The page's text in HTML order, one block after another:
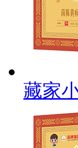
藏家